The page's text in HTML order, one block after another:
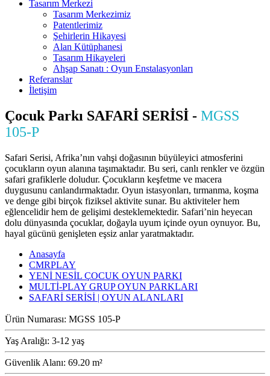
Tasarım Merkezi
Tasarım Merkezimiz
Patentlerimiz
Şehirlerin Hikayesi
Alan Kütüphanesi
Tasarım Hikayeleri
Ahşap Sanatı : Oyun Enstalasyonları
Referanslar
İletişim
Çocuk Parkı SAFARİ SERİSİ - MGSS
105-P
Safari Serisi, Afrika’nın vahşi doğasının büyüleyici atmosferini
çocukların oyun alanına taşımaktadır. Bu seri, canlı renkler ve özgün
safari grafiklerle doludur. Çocukların keşfetme ve macera
duygusunu canlandırmaktadır. Oyun istasyonları, tırmanma, koşma
ve denge gibi birçok fiziksel aktivite sunar. Bu aktiviteler hem
eğlencelidir hem de gelişimi desteklemektedir. Safari’nin heyecan
dolu dünyasında çocuklar, doğayla uyum içinde oyun oynuyor. Bu,
hayal gücünü genişleten eşsiz anlar yaratmaktadır.
Anasayfa
CMRPLAY
YENİ NESİL ÇOCUK OYUN PARKI
MULTİ-PLAY GRUP OYUN PARKLARI
SAFARİ SERİSİ | OYUN ALANLARI
Ürün Numarası: MGSS 105-P
Yaş Aralığı: 3-12 yaş
Güvenlik Alanı: 69.20 m²